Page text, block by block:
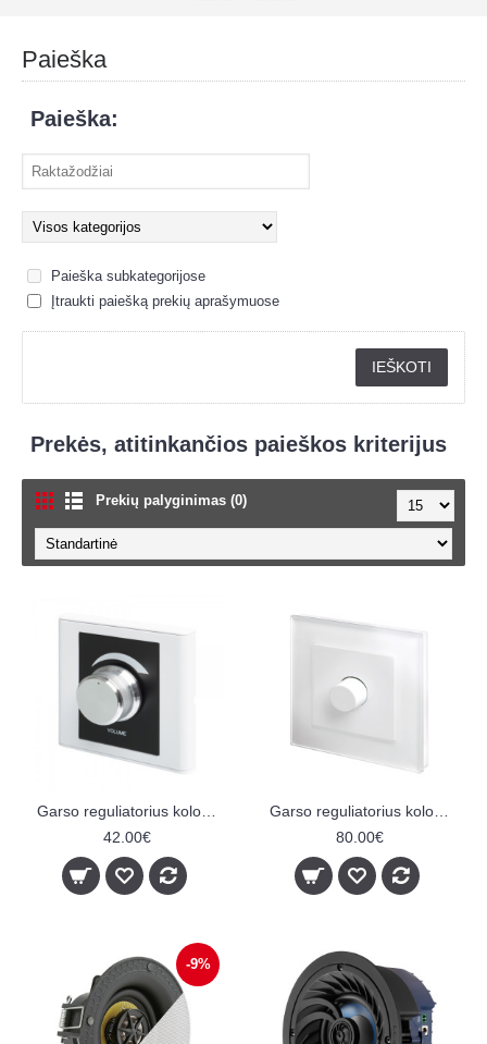
Paieška
Paieška:
Paieška subkategorijose
Įtraukti paiešką prekių aprašymuose
Prekės, atitinkančios paieškos kriterijus
Prekių palyginimas (0)
42.00€
80.00€
-9%